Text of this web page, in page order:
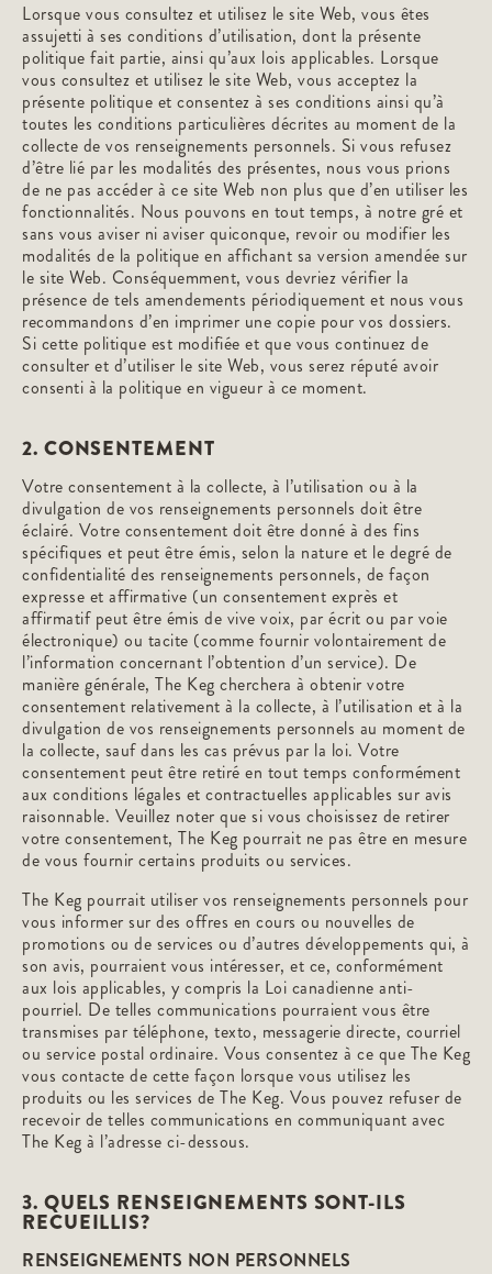
Lorsque vous consultez et utilisez le site Web, vous êtes
assujetti à ses conditions d’utilisation, dont la présente
politique fait partie, ainsi qu’aux lois applicables. Lorsque
vous consultez et utilisez le site Web, vous acceptez la
présente politique et consentez à ses conditions ainsi qu’à
toutes les conditions particulières décrites au moment de la
collecte de vos renseignements personnels. Si vous refusez
d’être lié par les modalités des présentes, nous vous prions
de ne pas accéder à ce site Web non plus que d’en utiliser les
fonctionnalités. Nous pouvons en tout temps, à notre gré et
sans vous aviser ni aviser quiconque, revoir ou modifier les
modalités de la politique en affichant sa version amendée sur
le site Web. Conséquemment, vous devriez vérifier la
présence de tels amendements périodiquement et nous vous
recommandons d’en imprimer une copie pour vos dossiers.
Si cette politique est modifiée et que vous continuez de
consulter et d’utiliser le site Web, vous serez réputé avoir
consenti à la politique en vigueur à ce moment.
2. CONSENTEMENT
Votre consentement à la collecte, à l’utilisation ou à la
divulgation de vos renseignements personnels doit être
éclairé. Votre consentement doit être donné à des fins
spécifiques et peut être émis, selon la nature et le degré de
confidentialité des renseignements personnels, de façon
expresse et affirmative (un consentement exprès et
affirmatif peut être émis de vive voix, par écrit ou par voie
électronique) ou tacite (comme fournir volontairement de
l’information concernant l’obtention d’un service). De
manière générale, The Keg cherchera à obtenir votre
consentement relativement à la collecte, à l’utilisation et à la
divulgation de vos renseignements personnels au moment de
la collecte, sauf dans les cas prévus par la loi. Votre
consentement peut être retiré en tout temps conformément
aux conditions légales et contractuelles applicables sur avis
raisonnable. Veuillez noter que si vous choisissez de retirer
votre consentement, The Keg pourrait ne pas être en mesure
de vous fournir certains produits ou services.
The Keg pourrait utiliser vos renseignements personnels pour
vous informer sur des offres en cours ou nouvelles de
promotions ou de services ou d’autres développements qui, à
son avis, pourraient vous intéresser, et ce, conformément
aux lois applicables, y compris la Loi canadienne anti-
pourriel. De telles communications pourraient vous être
transmises par téléphone, texto, messagerie directe, courriel
ou service postal ordinaire. Vous consentez à ce que The Keg
vous contacte de cette façon lorsque vous utilisez les
produits ou les services de The Keg. Vous pouvez refuser de
recevoir de telles communications en communiquant avec
The Keg à l’adresse ci-dessous.
3. QUELS RENSEIGNEMENTS SONT-ILS
RECUEILLIS?
RENSEIGNEMENTS NON PERSONNELS